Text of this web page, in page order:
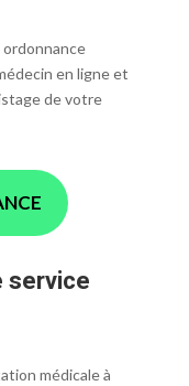
ordonnance
en ligne et
de votre
service
médicale à